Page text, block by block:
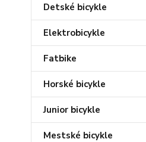
Detské bicykle
Elektrobicykle
Fatbike
Horské bicykle
Junior bicykle
Mestské bicykle